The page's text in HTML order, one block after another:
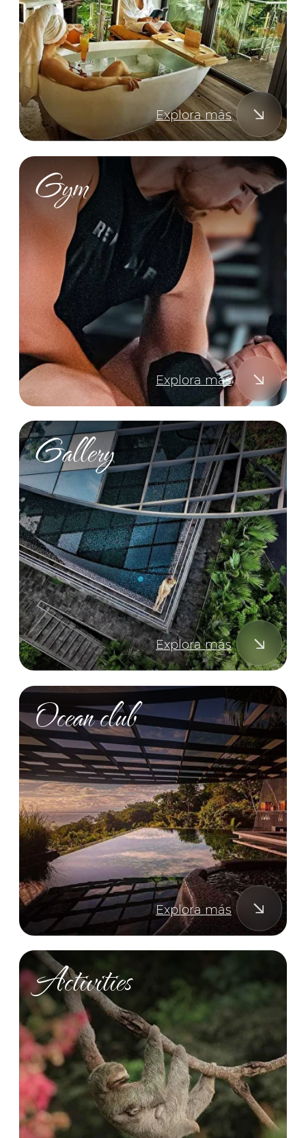
Exclusive offers
Sé el primero en
descubrir secretos y
ofertas exclusivas.
Al hacer clic en «Suscribirse», usted acepta nuestra Política
de Privacidad y autoriza el tratamiento de sus datos
personales. Su información nunca será compartida con
terceros.
Una vez al mes, recibe escapadas románticas
de Makanda, momentos inolvidables y
sorpresas exclusivas pensadas para dos.
Sin spam — solo amor. ¡Pura Vida!
SUSCRIBIRSE